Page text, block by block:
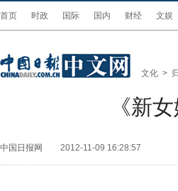
首页 时政 国际 国内 财经 文娱
文化 >
《新
中国日报网 2012-11-09 16:28:57